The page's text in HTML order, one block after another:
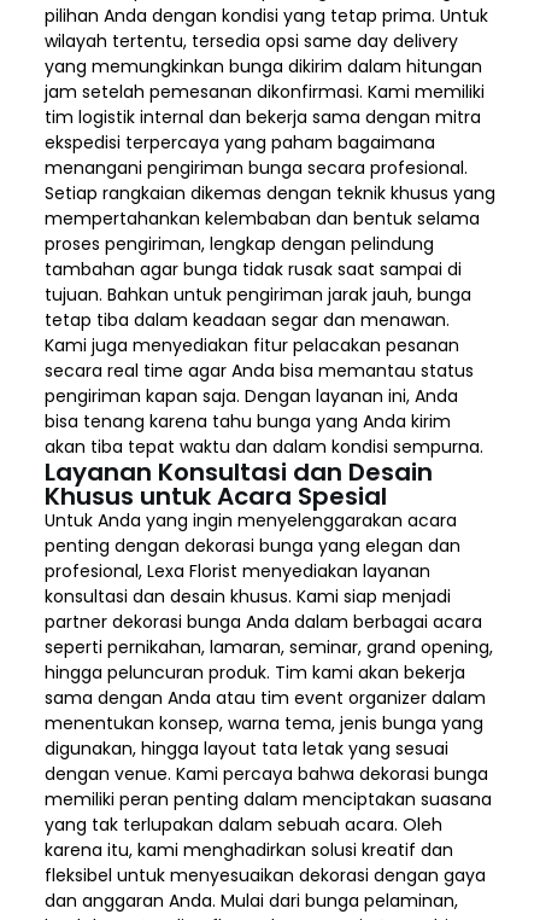
pilihan Anda dengan kondisi yang tetap prima. Untuk
wilayah tertentu, tersedia opsi same day delivery
yang memungkinkan bunga dikirim dalam hitungan
jam setelah pemesanan dikonfirmasi. Kami memiliki
tim logistik internal dan bekerja sama dengan mitra
ekspedisi terpercaya yang paham bagaimana
menangani pengiriman bunga secara profesional.
Setiap rangkaian dikemas dengan teknik khusus yang
mempertahankan kelembaban dan bentuk selama
proses pengiriman, lengkap dengan pelindung
tambahan agar bunga tidak rusak saat sampai di
tujuan. Bahkan untuk pengiriman jarak jauh, bunga
tetap tiba dalam keadaan segar dan menawan.
Kami juga menyediakan fitur pelacakan pesanan
secara real time agar Anda bisa memantau status
pengiriman kapan saja. Dengan layanan ini, Anda
bisa tenang karena tahu bunga yang Anda kirim
akan tiba tepat waktu dan dalam kondisi sempurna.
Layanan Konsultasi dan Desain
Khusus untuk Acara Spesial
Untuk Anda yang ingin menyelenggarakan acara
penting dengan dekorasi bunga yang elegan dan
profesional, Lexa Florist menyediakan layanan
konsultasi dan desain khusus. Kami siap menjadi
partner dekorasi bunga Anda dalam berbagai acara
seperti pernikahan, lamaran, seminar, grand opening,
hingga peluncuran produk. Tim kami akan bekerja
sama dengan Anda atau tim event organizer dalam
menentukan konsep, warna tema, jenis bunga yang
digunakan, hingga layout tata letak yang sesuai
dengan venue. Kami percaya bahwa dekorasi bunga
memiliki peran penting dalam menciptakan suasana
yang tak terlupakan dalam sebuah acara. Oleh
karena itu, kami menghadirkan solusi kreatif dan
fleksibel untuk menyesuaikan dekorasi dengan gaya
dan anggaran Anda. Mulai dari bunga pelaminan,